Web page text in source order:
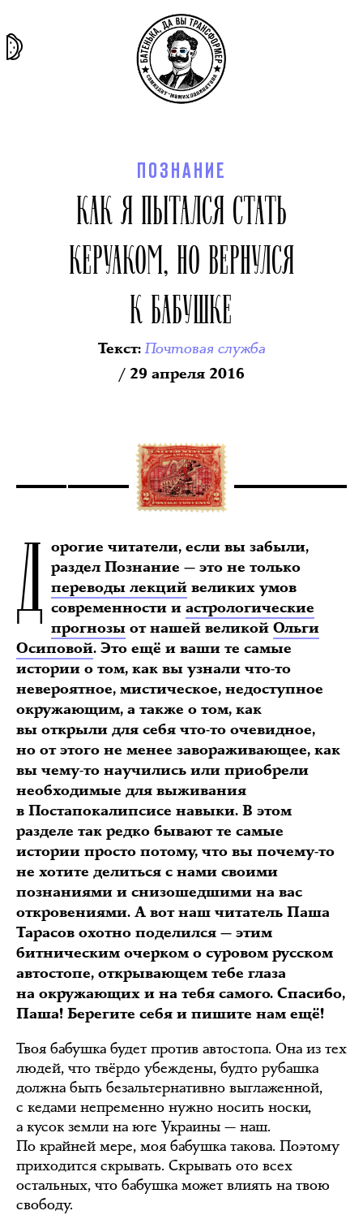
ПОЗНАНИЕ
КАК Я ПЫТАЛСЯ СТАТЬ
КЕРУАКОМ, НО ВЕРНУЛСЯ
К БАБУШКЕ
Текст:Почтовая служба
/ 29 апреля 2016
Д орогие читатели, если вы забыли,
раздел Познание — это не только
переводы лекций великих умов
современности и астрологические
прогнозы от нашей великой Ольги
Осиповой. Это ещё и ваши те самые
истории о том, как вы узнали что-то
невероятное, мистическое, недоступное
окружающим, а также о том, как
вы открыли для себя что-то очевидное,
но от этого не менее завораживающее, как
вы чему-то научились или приобрели
необходимые для выживания
в Постапокалипсисе навыки. В этом
разделе так редко бывают те самые
истории просто потому, что вы почему-то
не хотите делиться с нами своими
познаниями и снизошедшими на вас
откровениями. А вот наш читатель Паша
Тарасов охотно поделился — этим
битническим очерком о суровом русском
автостопе, открывающем тебе глаза
на окружающих и на тебя самого. Спасибо,
Паша! Берегите себя и пишите нам ещё!
Твоя бабушка будет против автостопа. Она из тех
людей, что твёрдо убеждены, будто рубашка
должна быть безальтернативно выглаженной,
с кедами непременно нужно носить носки,
а кусок земли на юге Украины — наш.
По крайней мере, моя бабушка такова. Поэтому
приходится скрывать. Скрывать ото всех
остальных, что бабушка может влиять на твою
свободу.